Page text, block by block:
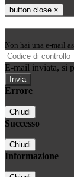
button close ×
Non hai una e-mail
E-mail inviata, si
Errore
Chiudi
Successo
Chiudi
Informazione